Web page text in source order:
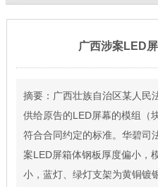
广西涉案LED
摘要：广西壮族自治区某人民
供给原告的LED屏幕的模组（
符合合同约定的标准。华碧司
案LED屏箱体钢板厚度偏小，
小，蓝灯、绿灯支架为黄铜镀